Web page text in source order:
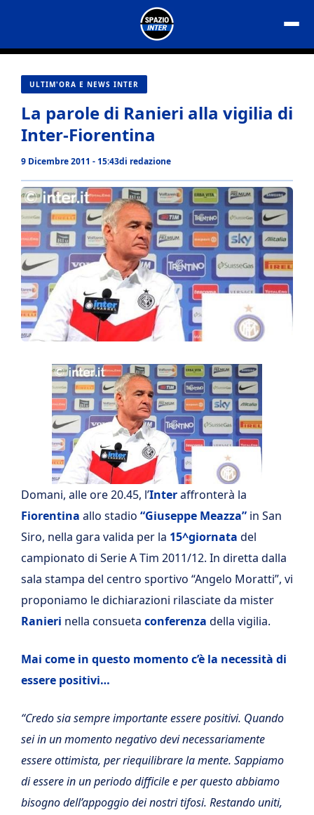
contenuto
ULTIM'ORA E NEWS INTER
La parole di Ranieri alla vigilia di
Inter-Fiorentina
9 Dicembre 2011 - 15:43di redazione
Domani, alle ore 20.45, l’Interaffronterà la
Fiorentina allo stadio “Giuseppe Meazza” in San
Siro, nella gara valida per la 15^giornata del
campionato di Serie A Tim 2011/12. In diretta dalla
sala stampa del centro sportivo “Angelo Moratti”, vi
proponiamo le dichiarazioni rilasciate da mister
Ranieri nella consueta conferenza della vigilia.
Mai come in questo momento c’è la necessità di
essere positivi…
“Credo sia sempre importante essere positivi. Quando
sei in un momento negativo devi necessariamente
essere ottimista, per riequilibrare la mente. Sappiamo
di essere in un periodo difficile e per questo abbiamo
bisogno dell’appoggio dei nostri tifosi. Restando uniti,